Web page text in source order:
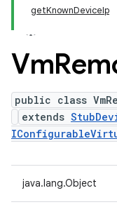
getKnownDeviceIp
Vm
public class
extends
java.lang.Object